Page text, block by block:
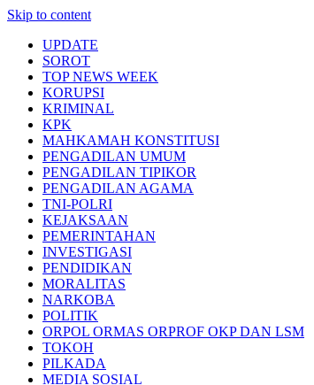
Skip to content
UPDATE
SOROT
TOP NEWS WEEK
KORUPSI
KRIMINAL
KPK
MAHKAMAH KONSTITUSI
PENGADILAN UMUM
PENGADILAN TIPIKOR
PENGADILAN AGAMA
TNI-POLRI
KEJAKSAAN
PEMERINTAHAN
INVESTIGASI
PENDIDIKAN
MORALITAS
NARKOBA
POLITIK
ORPOL ORMAS ORPROF OKP DAN LSM
TOKOH
PILKADA
MEDIA SOSIAL